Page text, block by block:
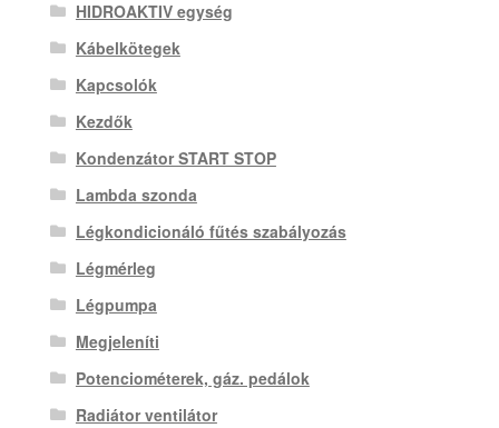
HIDROAKTIV egység
Kábelkötegek
Kapcsolók
Kezdők
Kondenzátor START STOP
Lambda szonda
Légkondicionáló fűtés szabályozás
Légmérleg
Légpumpa
Megjeleníti
Potenciométerek, gáz. pedálok
Radiátor ventilátor